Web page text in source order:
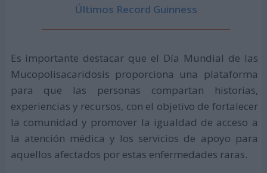
Últimos Record Guinness
Es importante destacar que el Día Mundial de las
Mucopolisacaridosis proporciona una plataforma
para que las personas compartan historias,
experiencias y recursos, con el objetivo de fortalecer
la comunidad y promover la igualdad de acceso a
la atención médica y los servicios de apoyo para
aquellos afectados por estas enfermedades raras.